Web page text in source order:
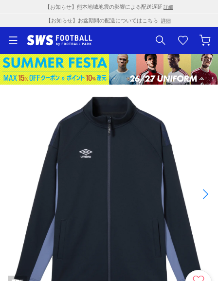
【お知らせ】熊本地域地震の影響による配送遅延 詳細
【お知らせ】お盆期間の配送についてはこちら 詳細